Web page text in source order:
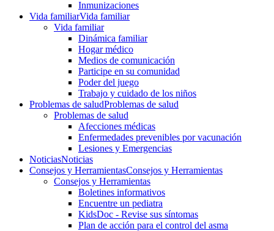
Inmunizaciones
Vida familiarVida familiar
Vida familiar
Dinámica familiar
Hogar médico
Medios de comunicación
Participe en su comunidad
Poder del juego
Trabajo y cuidado de los niños
Problemas de saludProblemas de salud
Problemas de salud
Afecciones médicas
Enfermedades prevenibles por vacunación
Lesiones y Emergencias
NoticiasNoticias
Consejos y HerramientasConsejos y Herramientas
Consejos y Herramientas
Boletines informativos
Encuentre un pediatra
KidsDoc - Revise sus síntomas
Plan de acción para el control del asma